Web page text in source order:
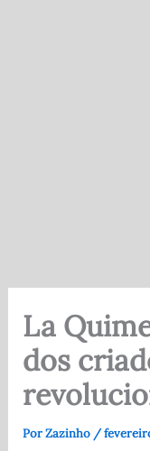
La
dos
PorZazinho /